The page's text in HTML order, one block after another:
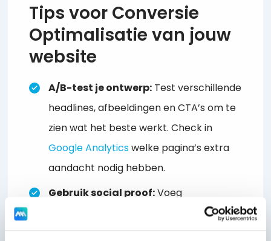
Tips voor Conversie
Optimalisatie van jouw
website
A/B-test je ontwerp: Test verschillende
headlines, afbeeldingen en CTA’s om te
zien wat het beste werkt. Check in
Google Analyticswelke pagina’s extra
aandacht nodig hebben.
Gebruik social proof:Voeg
beoordelingen of testimonials toe om